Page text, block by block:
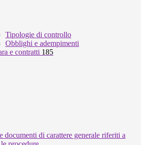
Tipologie di controllo
Obblighi e adempimenti
e contratti 185
documenti di carattere generale riferiti a